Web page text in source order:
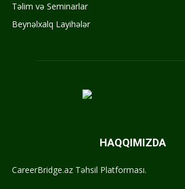
Təlim və Seminarlar
Beynəlxalq Layihələr
HAQQIMIZDA
CareerBridge.az Təhsil Platforması.